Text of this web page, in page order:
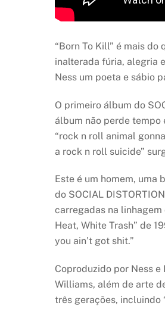
“Born To Kill” é mais do
inalterada fúria, alegria
Ness um poeta e sábio
O primeiro álbum do
álbum não perde tempo
“rock n roll animal
a rock n roll suicide”
Este é um homem, uma
do SOCIAL
carregadas na linhagem
Heat, White Trash” de
you ain’t got shit.”
Coproduzido por Ness e
Williams, além de arte
três gerações, incluindo